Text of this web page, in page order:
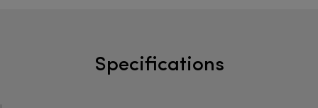
Specifications